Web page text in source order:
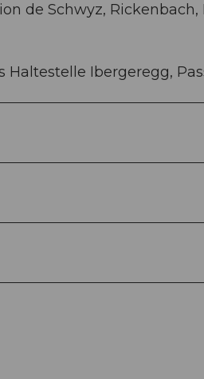
de Schwyz, Rickenbach,
Haltestelle Ibergeregg,